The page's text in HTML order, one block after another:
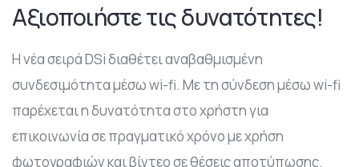
Αξιοποιήστε τις δυνατότητες!
Η νέα σειρά DSi διαθέτει αναβαθμισμένη
συνδεσιμότητα μέσω wi-fi. Με τη σύνδεση μέσω wi-fi
παρέχεται η δυνατότητα στο χρήστη για
επικοινωνία σε πραγματικό χρόνο με χρήση
φωτογραφιών και βίντεο σε θέσεις αποτύπωσης.